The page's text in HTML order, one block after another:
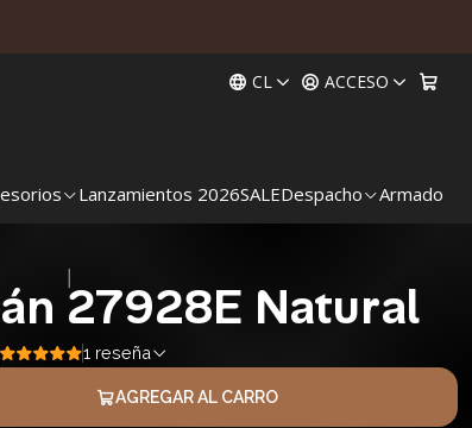
CL ACCESO
Lanzamientos 2026SALEDespacho Armado
27928E Natural
1 reseña
AGREGAR AL CARRO